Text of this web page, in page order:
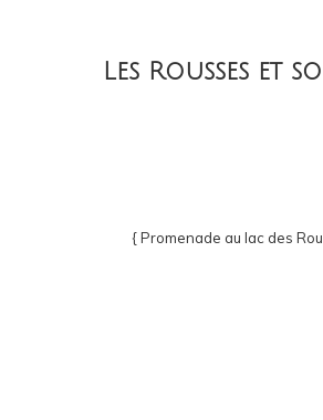
Les Rousses et
{ Promenade au lac des